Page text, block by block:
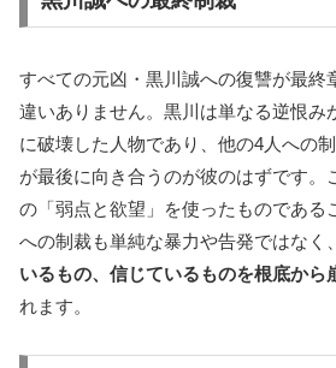
すべての元凶・黒川誠への復讐が最終
違いありません。黒川は単なる逆恨み
に破壊した人物であり、他の4人への
が最後に向き合うのが彼のはずです。
の「弱点と欲望」を使ったものである
への制裁も単純な暴力や告発ではなく、
いるもの、信じているものを根底から
れます。